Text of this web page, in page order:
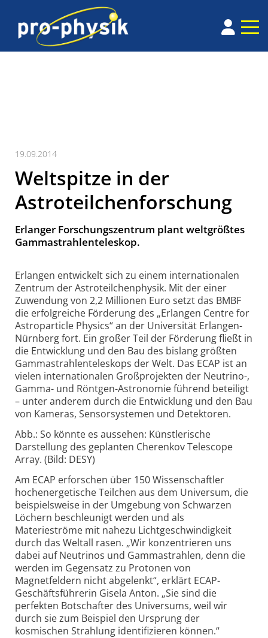
19.09.2014
Weltspitze in der
Astroteilchenforschung
Erlanger Forschungszentrum plant weltgrößtes
Gammastrahlenteleskop.
Erlangen entwickelt sich zu einem internationalen
Zentrum der Astroteilchenphysik. Mit der einer
Zuwendung von 2,2 Millionen Euro setzt das BMBF
die erfolgreiche Förderung des „Erlangen Centre for
Astroparticle Physics“ an der Universität Erlangen-
Nürnberg fort. Ein großer Teil der Förderung fließt in
die Entwicklung und den Bau des bislang größten
Gammastrahlenteleskops der Welt. Das ECAP ist an
vielen internationalen Großprojekten der Neutrino-,
Gamma- und Röntgen-Astronomie führend beteiligt
– unter anderem durch die Entwicklung und den Bau
von Kameras, Sensorsystemen und Detektoren.
Abb.: So könnte es aussehen: Künstlerische
Darstellung des geplanten Cherenkov Telescope
Array. (Bild: DESY)
Am ECAP erforschen über 150 Wissenschaftler
hochenergetische Teilchen aus dem Universum, die
beispielsweise in der Umgebung von Schwarzen
Löchern beschleunigt werden und als
Materieströme mit nahezu Lichtgeschwindigkeit
durch das Weltall rasen. „Wir konzentrieren uns
dabei auf Neutrinos und Gammastrahlen, denn die
werden im Gegensatz zu Protonen von
Magnetfeldern nicht abgelenkt“, erklärt ECAP-
Geschäftsführerin Gisela Anton. „Sie sind die
perfekten Botschafter des Universums, weil wir
durch sie zum Beispiel den Ursprung der
kosmischen Strahlung identifizieren können.“